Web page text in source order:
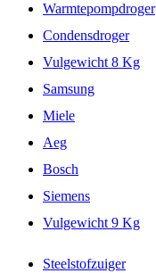
Warmtepompdroger
Condensdroger
Vulgewicht 8 Kg
Samsung
Miele
Aeg
Bosch
Siemens
Vulgewicht 9 Kg
Steelstofzuiger